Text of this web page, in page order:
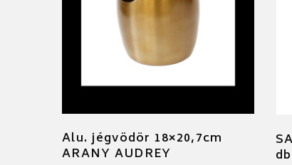
Alu. jégvödör 18×20,7cm
ARANY AUDREY